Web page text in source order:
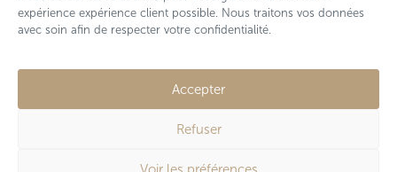
expérience expérience client possible. Nous traitons vos données
avec soin afin de respecter votre confidentialité.
Accepter
Refuser
Mentions légales